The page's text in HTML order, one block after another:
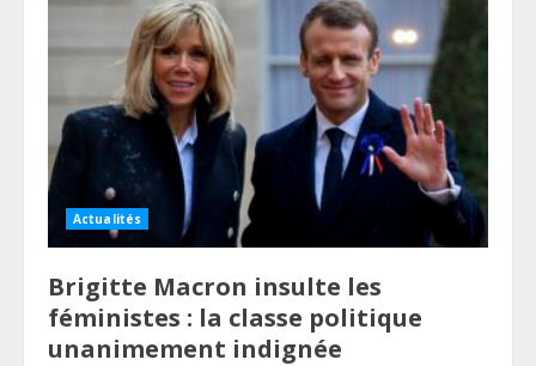
Actualités
Brigitte Macron insulte les
féministes : la classe politique
unanimement indignée